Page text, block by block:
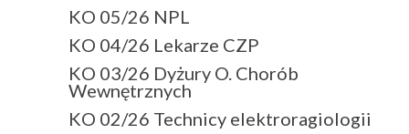
KO 05/26 NPL
KO 04/26 Lekarze CZP
KO 03/26 Dyżury O. Chorób
Wewnętrznych
KO 02/26 Technicy elektroragiologii